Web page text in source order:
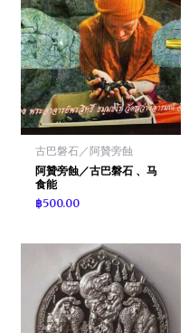
古巴磐石／阿贊旁蝕
阿贊旁蝕／古巴磐石 、马
食能
฿500.00